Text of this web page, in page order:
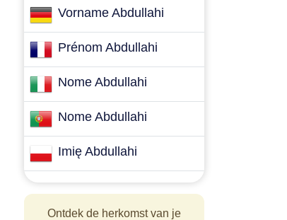
Vorname Abdullahi
Prénom Abdullahi
Nome Abdullahi
Nome Abdullahi
Imię Abdullahi
Ontdek de herkomst van je